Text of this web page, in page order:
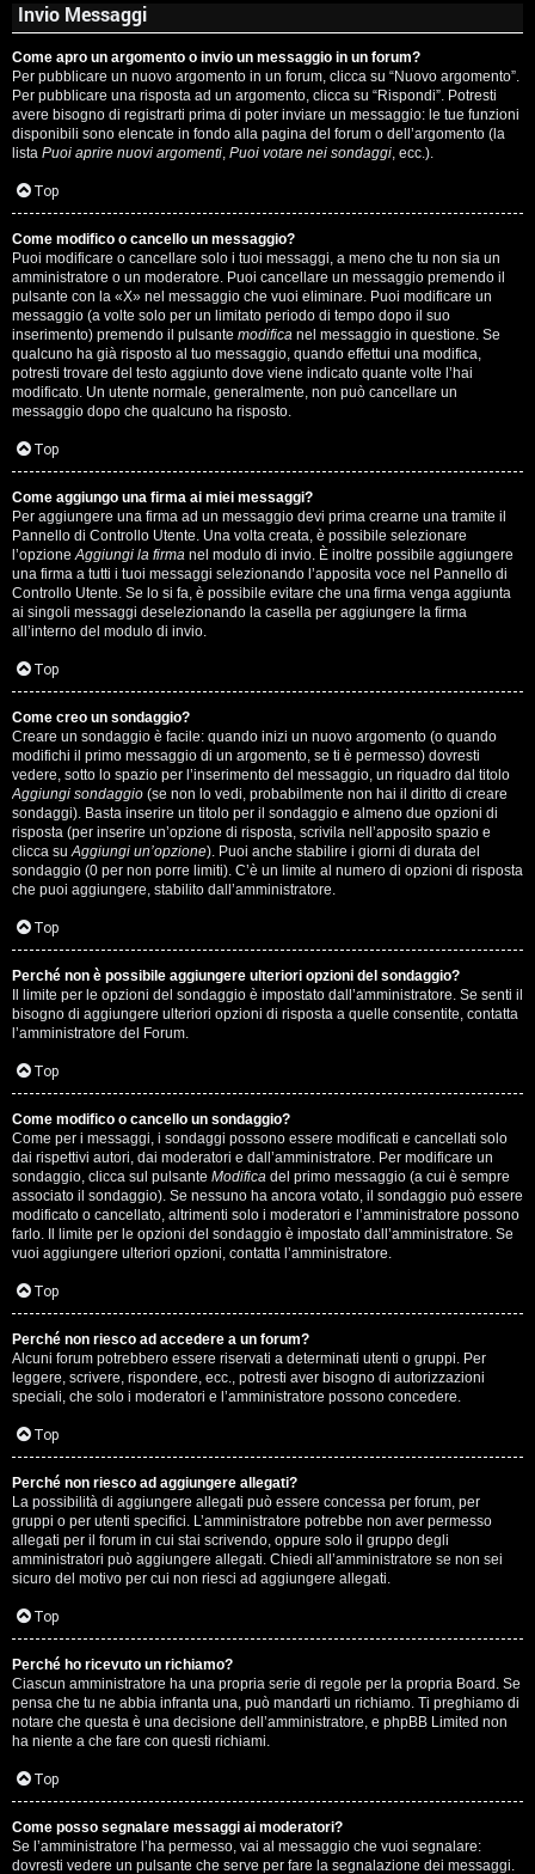
Invio Messaggi
Come apro un argomento o invio un messaggio in un forum?
Per pubblicare un nuovo argomento in un forum, clicca su “Nuovo argomento”.
Per pubblicare una risposta ad un argomento, clicca su “Rispondi”. Potresti
avere bisogno di registrarti prima di poter inviare un messaggio: le tue funzioni
disponibili sono elencate in fondo alla pagina del forum o dell’argomento (la
lista Puoi aprire nuovi argomenti, Puoi votare nei sondaggi, ecc.).
Top
Come modifico o cancello un messaggio?
Puoi modificare o cancellare solo i tuoi messaggi, a meno che tu non sia un
amministratore o un moderatore. Puoi cancellare un messaggio premendo il
pulsante con la «X» nel messaggio che vuoi eliminare. Puoi modificare un
messaggio (a volte solo per un limitato periodo di tempo dopo il suo
inserimento) premendo il pulsante modifica nel messaggio in questione. Se
qualcuno ha già risposto al tuo messaggio, quando effettui una modifica,
potresti trovare del testo aggiunto dove viene indicato quante volte l’hai
modificato. Un utente normale, generalmente, non può cancellare un
messaggio dopo che qualcuno ha risposto.
Top
Come aggiungo una firma ai miei messaggi?
Per aggiungere una firma ad un messaggio devi prima crearne una tramite il
Pannello di Controllo Utente. Una volta creata, è possibile selezionare
l’opzioneAggiungi la firma nel modulo di invio. È inoltre possibile aggiungere
una firma a tutti i tuoi messaggi selezionando l’apposita voce nel Pannello di
Controllo Utente. Se lo si fa, è possibile evitare che una firma venga aggiunta
ai singoli messaggi deselezionando la casella per aggiungere la firma
all’interno del modulo di invio.
Top
Come creo un sondaggio?
Creare un sondaggio è facile: quando inizi un nuovo argomento (o quando
modifichi il primo messaggio di un argomento, se ti è permesso) dovresti
vedere, sotto lo spazio per l’inserimento del messaggio, un riquadro dal titolo
Aggiungi sondaggio (se non lo vedi, probabilmente non hai il diritto di creare
sondaggi). Basta inserire un titolo per il sondaggio e almeno due opzioni di
risposta (per inserire un’opzione di risposta, scrivila nell’apposito spazio e
clicca suAggiungi un’opzione). Puoi anche stabilire i giorni di durata del
sondaggio (0 per non porre limiti). C’è un limite al numero di opzioni di risposta
che puoi aggiungere, stabilito dall’amministratore.
Top
Perché non è possibile aggiungere ulteriori opzioni del sondaggio?
Il limite per le opzioni del sondaggio è impostato dall’amministratore. Se senti il
bisogno di aggiungere ulteriori opzioni di risposta a quelle consentite, contatta
l’amministratore del Forum.
Top
Come modifico o cancello un sondaggio?
Come per i messaggi, i sondaggi possono essere modificati e cancellati solo
dai rispettivi autori, dai moderatori e dall’amministratore. Per modificare un
sondaggio, clicca sul pulsante Modifica del primo messaggio (a cui è sempre
associato il sondaggio). Se nessuno ha ancora votato, il sondaggio può essere
modificato o cancellato, altrimenti solo i moderatori e l’amministratore possono
farlo. Il limite per le opzioni del sondaggio è impostato dall’amministratore. Se
vuoi aggiungere ulteriori opzioni, contatta l’amministratore.
Top
Perché non riesco ad accedere a un forum?
Alcuni forum potrebbero essere riservati a determinati utenti o gruppi. Per
leggere, scrivere, rispondere, ecc., potresti aver bisogno di autorizzazioni
speciali, che solo i moderatori e l’amministratore possono concedere.
Top
Perché non riesco ad aggiungere allegati?
La possibilità di aggiungere allegati può essere concessa per forum, per
gruppi o per utenti specifici. L’amministratore potrebbe non aver permesso
allegati per il forum in cui stai scrivendo, oppure solo il gruppo degli
amministratori può aggiungere allegati. Chiedi all’amministratore se non sei
sicuro del motivo per cui non riesci ad aggiungere allegati.
Top
Perché ho ricevuto un richiamo?
Ciascun amministratore ha una propria serie di regole per la propria Board. Se
pensa che tu ne abbia infranta una, può mandarti un richiamo. Ti preghiamo di
notare che questa è una decisione dell’amministratore, e phpBB Limited non
ha niente a che fare con questi richiami.
Top
Come posso segnalare messaggi ai moderatori?
Se l’amministratore l’ha permesso, vai al messaggio che vuoi segnalare:
dovresti vedere un pulsante che serve per fare la segnalazione dei messaggi.
P
e
r
c
o
r
s
i
M
u
s
i
c
a
l
i
d
i
G
i
g
i
D
'
A
g
o
s
t
i
n
o
.
.
.
R
e
s
o
c
o
n
t
i
S